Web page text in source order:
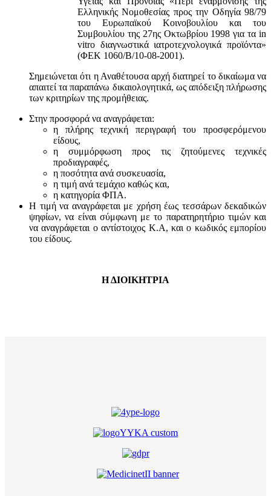
Ελληνικής Νομοθεσίας προς την Οδηγία 98/79
του Ευρωπαϊκού Κοινοβουλίου και του
Συμβουλίου της 27ης Οκτωβρίου 1998 για τα in
vitro διαγνωστικά ιατροτεχνολογικά προϊόντα»
(ΦΕΚ 1060/Β/10-08-2001).
Σημειώνεται ότι η Αναθέτουσα αρχή διατηρεί το δικαίωμα να
απαιτεί τα παραπάνω δικαιολογητικά, ως απόδειξη πλήρωσης
των κριτηρίων της προμήθειας.
Στην προσφορά να αναγράφεται:
η πλήρης τεχνική περιγραφή του προσφερόμενου
είδους,
η συμμόρφωση προς τις ζητούμενες τεχνικές
προδιαγραφές,
η ποσότητα ανά συσκευασία,
η τιμή ανά τεμάχιο καθώς και,
η κατηγορία ΦΠΑ.
Η τιμή να αναγράφεται με χρήση έως τεσσάρων δεκαδικών
ψηφίων, να είναι σύμφωνη με το παρατηρητήριο τιμών και
να αναγράφεται ο αντίστοιχος Κ.Α, και ο κωδικός εμπορίου
του είδους.
Η ΔΙΟΙΚΗΤΡΙΑ